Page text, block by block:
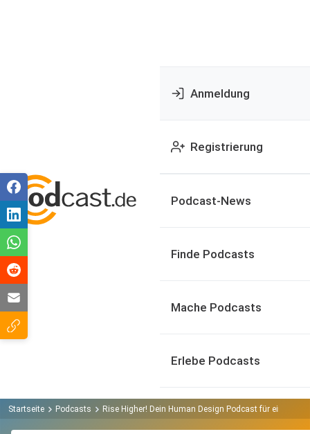
Anmeldung
Registrierung
Podcast-News
Finde Podcasts
Mache Podcasts
Erlebe Podcasts
Startseite Podcasts Rise Higher! Dein Human Design Podcast für eine